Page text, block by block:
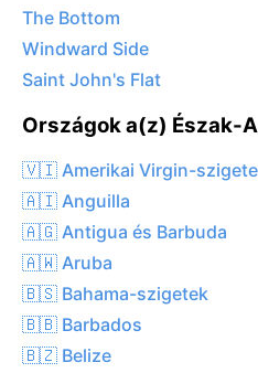
The Bottom
Windward Side
Saint John's Flat
Országok a(z) Észak-
🇻🇮 Amerikai Virgin-
🇦🇮 Anguilla
🇦🇬 Antigua és Barbuda
🇦🇼 Aruba
🇧🇸 Bahama-szigetek
🇧🇧 Barbados
🇧🇿 Belize